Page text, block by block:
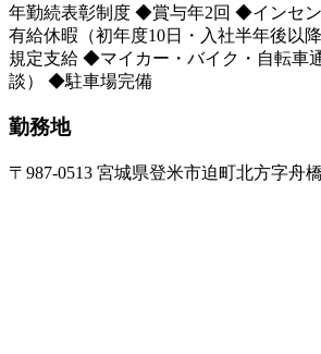
年勤続表彰制度 ◆賞与年2回 ◆インセ
有給休暇（初年度10日・入社半年後以
規定支給 ◆マイカー・バイク・自転車
談） ◆駐車場完備
勤務地
〒987-0513 宮城県登米市迫町北方字舟